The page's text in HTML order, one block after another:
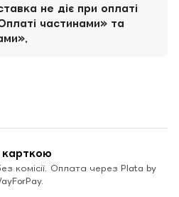
не діє при оплаті
частинами» та
комісії. Оплата через Plata by